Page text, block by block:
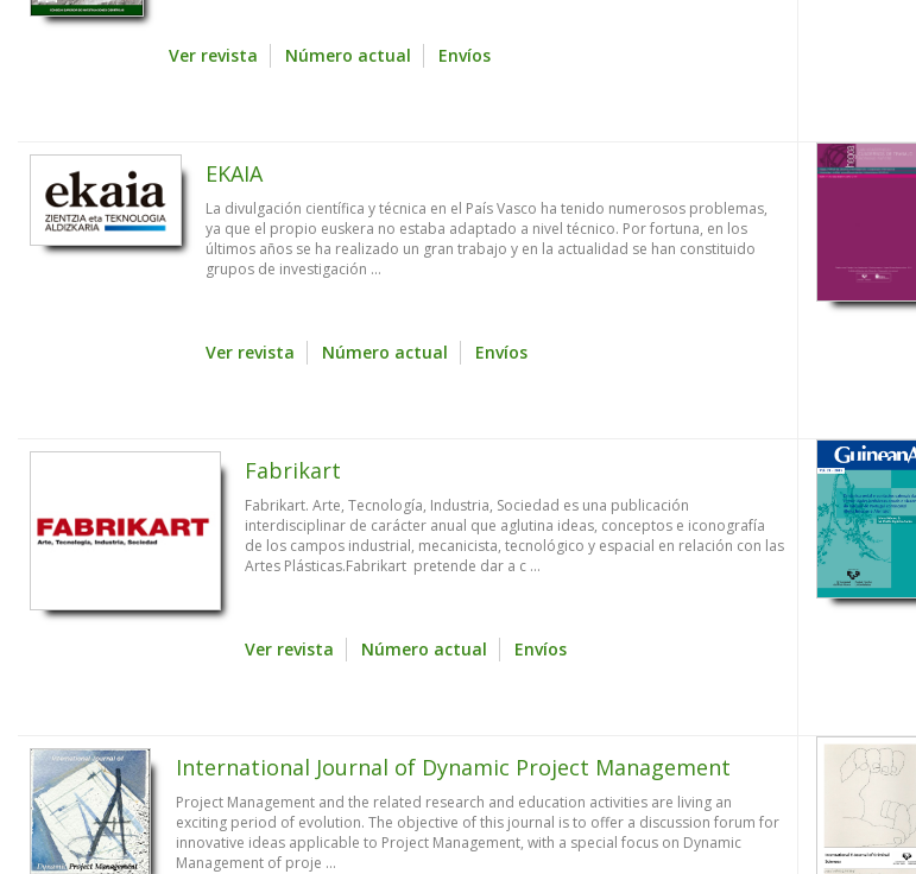
Ver revista Número actual Envíos
EKAIA
La divulgación científica y técnica en el País Vasco ha tenido numerosos problemas,
ya que el propio euskera no estaba adaptado a nivel técnico. Por fortuna, en los
últimos años se ha realizado un gran trabajo y en la actualidad se han constituido
grupos de investigación ...
Ver revista Número actual Envíos
Fabrikart
Fabrikart. Arte, Tecnología, Industria, Sociedad es una publicación
interdisciplinar de carácter anual que aglutina ideas, conceptos e iconografía
de los campos industrial, mecanicista, tecnológico y espacial en relación con las
Artes Plásticas.Fabrikart pretende dar a c ...
Ver revista Número actual Envíos
International Journal of Dynamic Project Management
Project Management and the related research and education activities are living an
exciting period of evolution. The objective of this journal is to offer a discussion forum for
innovative ideas applicable to Project Management, with a special focus on Dynamic
Management of proje ...